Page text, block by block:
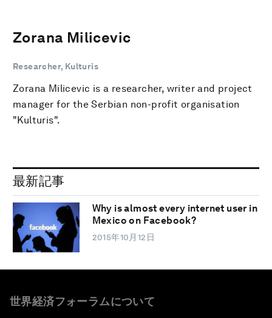
Zorana Milicevic
Researcher, Kulturis
Zorana Milicevic is a researcher, writer and project
manager for the Serbian non-profit organisation
"Kulturis".
最新記事
Why is almost every internet user in
Mexico on Facebook?
2015年10月12日
世界経済フォーラムについて